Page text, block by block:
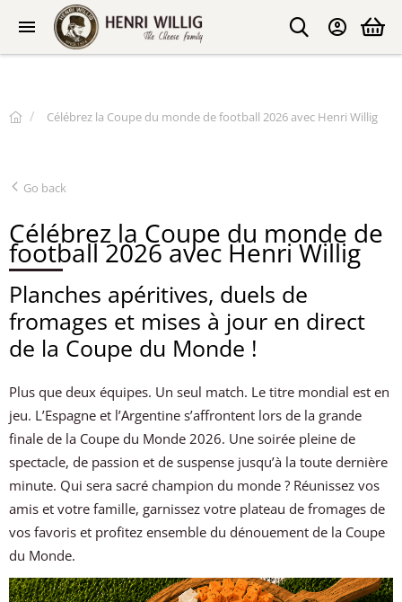
Célébrez la Coupe du monde de football 2026 avec Henri Willig
Go back
Célébrez la Coupe du monde de
football 2026 avec Henri Willig
Planches apéritives, duels de
fromages et mises à jour en direct
de la Coupe du Monde !
Plus que deux équipes. Un seul match. Le titre mondial est en
jeu. L’Espagne et l’Argentine s’affrontent lors de la grande
finale de la Coupe du Monde 2026. Une soirée pleine de
spectacle, de passion et de suspense jusqu’à la toute dernière
minute. Qui sera sacré champion du monde ? Réunissez vos
amis et votre famille, garnissez votre plateau de fromages de
vos favoris et profitez ensemble du dénouement de la Coupe
du Monde.